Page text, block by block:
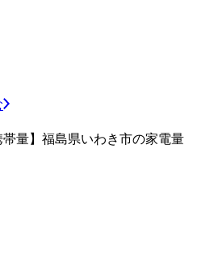
量】福島県いわき市の家電量